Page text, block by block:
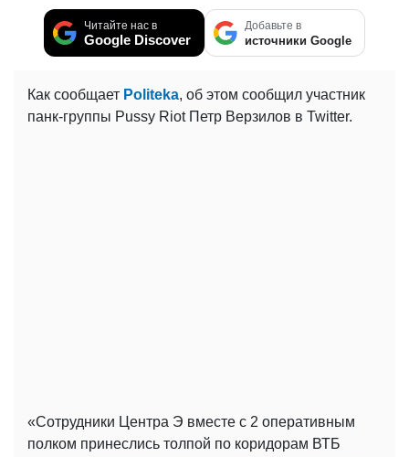
Читайте нас в
Google Discover
Добавьте в
источники Google
Как сообщает Politeka, об этом сообщил участник
панк-группы Pussy Riot Петр Верзилов в Twitter.
«Сотрудники Центра Э вместе с 2 оперативным
полком принеслись толпой по коридорам ВТБ